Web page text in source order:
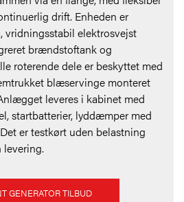
drift. Enheden er
vridningsstabil elektrosvejst
brændstoftank og
roterende dele er beskyttet med
blæservinge monteret
leveres i kabinet med
startbatterier, lyddæmper med
er testkørt uden belastning
levering.
GENERATOR TILBUD